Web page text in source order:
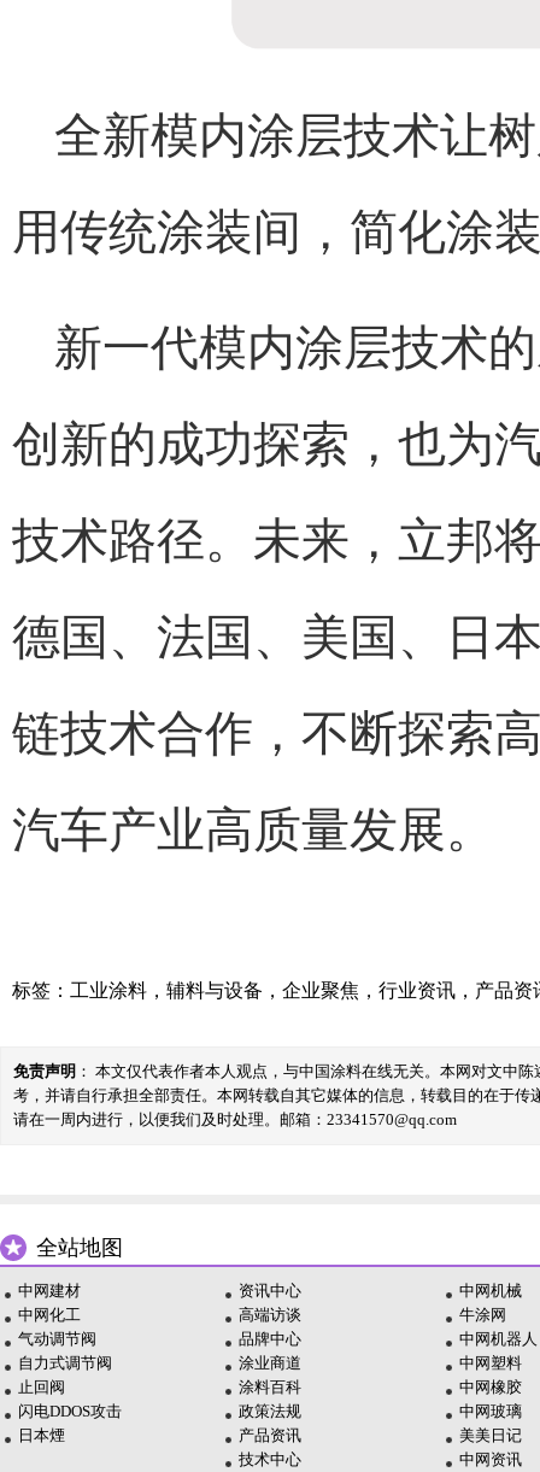
全新模内涂层技术让
用传统涂装间，简化涂
新一代模内涂层技术
创新的成功探索，也为
技术路径。未来，立邦
德国、法国、美国、日
链技术合作，不断探索
汽车产业高质量发展。
标签： 工业涂料 ， 辅料与设备 ， 企业聚焦 ， 行业资讯 ， 产品资
免责声明 ： 本文仅代表作者本人观点，与中国涂料在线无关。本网对文中
考，并请自行承担全部责任。本网转载自其它媒体的信息，转载目的在于
请在一周内进行，以便我们及时处理。邮箱：23341570@qq.com
全站地图
中网建材
中网化工
气动调节阀
自力式调节阀
止回阀
闪电DDOS攻击
日本煙
资讯中心
高端访谈
品牌中心
涂业商道
涂料百科
政策法规
产品资讯
技术中心
中网机械
牛涂网
中网机器人
中网塑料
中网橡胶
中网玻璃
美美日记
中网资讯